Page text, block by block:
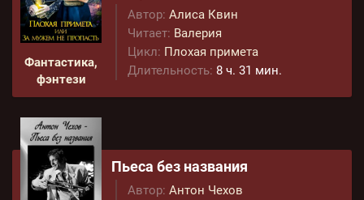
Фантастика,
фэнтези
Автор: Алиса Квин
Читает: Валерия
Цикл: Плохая примета
Длительность: 8 ч. 31 мин.
Пьеса без названия
Автор: Антон Чехов